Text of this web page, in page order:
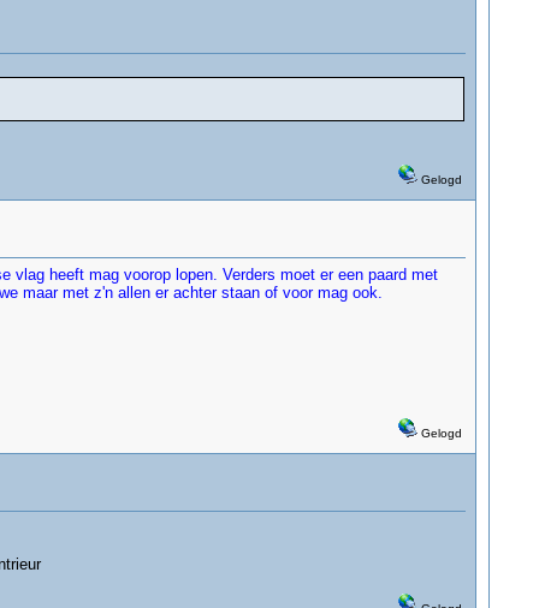
Gelogd
vlag heeft mag voorop lopen. Verders moet er een paard met
maar met z'n allen er achter staan of voor mag ook.
Gelogd